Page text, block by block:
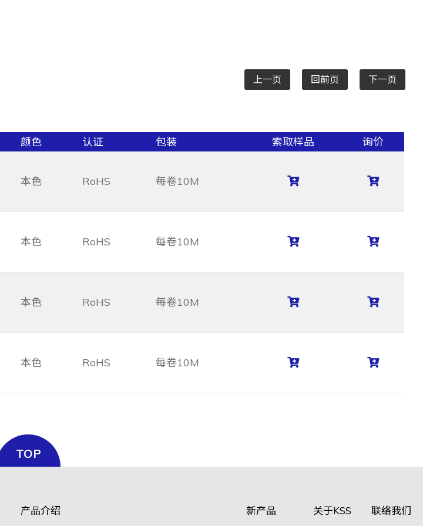
上一页 回前页 下一页
颜色 认证 包装 索取样品 询价
本色 RoHS 每卷10M
本色 RoHS 每卷10M
本色 RoHS 每卷10M
本色 RoHS 每卷10M
TOP
产品介绍 新产品 关于KSS 联络我们